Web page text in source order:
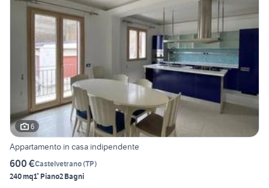
6
Appartamento in casa indipendente
600 €Castelvetrano(TP)
240 mq1° Piano2 Bagni